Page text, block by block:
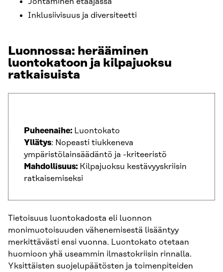
Inklusiivisuus ja diversiteetti
Luonnossa: herääminen
luontokatoon ja kilpajuoksu
ratkaisuista
Puheenaihe: Luontokato
Yllätys: Nopeasti tiukkeneva
ympäristölainsäädäntö ja -kriteeristö
Mahdollisuus: Kilpajuoksu kestävyyskriisin
ratkaisemiseksi
Tietoisuus luontokadosta eli luonnon
monimuotoisuuden vähenemisestä lisääntyy
merkittävästi ensi vuonna. Luontokato otetaan
huomioon yhä useammin ilmastokriisin rinnalla.
Yksittäisten suojelupäätösten ja toimenpiteiden